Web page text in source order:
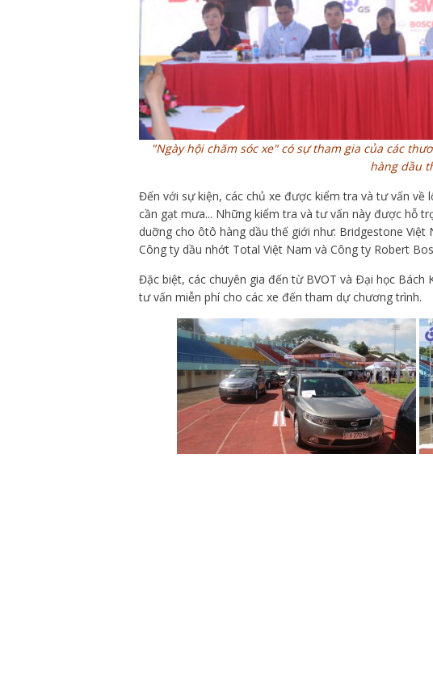
"Ngày hội chăm sóc xe" có sự tham gia của các
hàng dầu
Đến với sự kiện, các chủ xe được kiểm tra và tư vấn về
cần gạt mưa... Những kiểm tra và tư vấn này được hỗ
duỡng cho ôtô hàng dầu thế giới như: Bridgestone Việt
Công ty dầu nhớt Total Việt Nam và Công ty Robert
Đặc biệt, các chuyên gia đến từ BVOT và Ðại học Bách
tư vấn miễn phí cho các xe đến tham dự chương trình.